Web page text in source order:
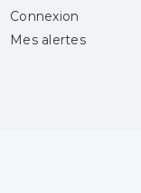
Connexion
Mes alertes